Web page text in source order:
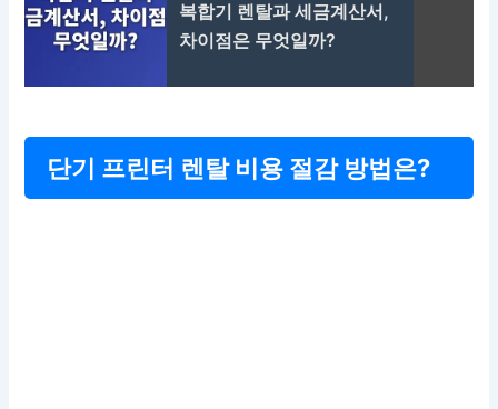
복합기 렌탈과 세금계산서,
차이점은 무엇일까?
단기 프린터 렌탈 비용 절감 방법은?